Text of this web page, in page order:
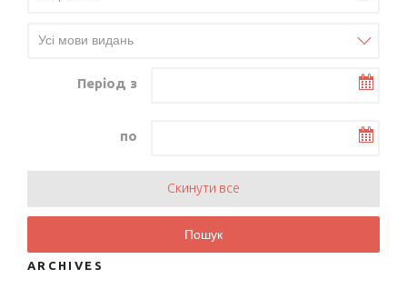
Період з
по
Скинути все
Пошук
ARCHIVES